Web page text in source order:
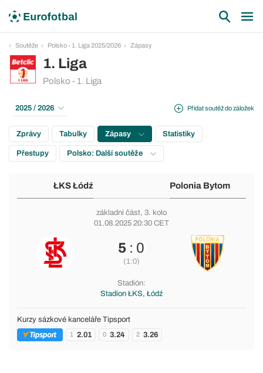
Soutěže Polsko - 1. Liga 2025/2026 Zápasy
1. Liga
Polsko - 1. Liga
Přidat soutěž do záložek
2025 / 2026
Zprávy Tabulky Zápasy Statistiky
Přestupy Polsko: Další soutěže
ŁKS Łódź Polonia Bytom
základní část, 3. kolo
01.08.2025 20:30 CET
5 : 0
(1:0)
Stadión:
Stadion ŁKS, Łódź
Kurzy sázkové kanceláře Tipsport
1 2.01 0 3.24 2 3.26